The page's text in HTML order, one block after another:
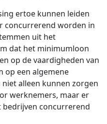
ertoe kunnen leiden
concurrerend worden in
uit het
dat het minimumloon
op de vaardigheden van
op een algemene
alleen kunnen zorgen
werknemers, maar er
concurrerend